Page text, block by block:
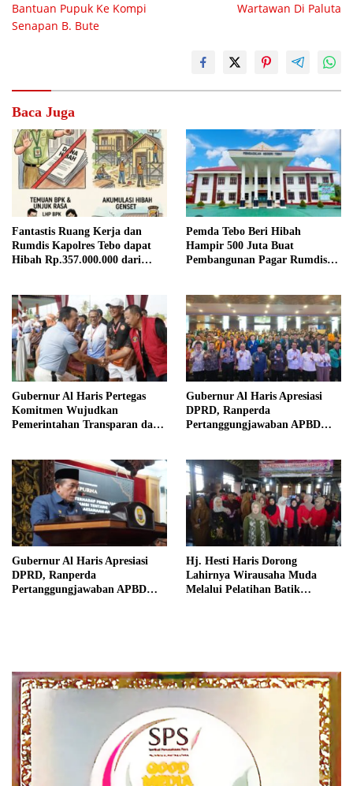
Bantuan Pupuk Ke Kompi
Senapan B. Bute
Wartawan Di Paluta
Baca Juga
Fantastis Ruang Kerja dan
Rumdis Kapolres Tebo dapat
Hibah Rp.357.000.000 dari
Pemda Tebo Beri Hibah
Hampir 500 Juta Buat
Pembangunan Pagar Rumdis
Gubernur Al Haris Pertegas
Komitmen Wujudkan
Pemerintahan Transparan dan
Gubernur Al Haris Apresiasi
DPRD, Ranperda
Pertanggungjawaban APBD
Gubernur Al Haris Apresiasi
DPRD, Ranperda
Pertanggungjawaban APBD
Hj. Hesti Haris Dorong
Lahirnya Wirausaha Muda
Melalui Pelatihan Batik